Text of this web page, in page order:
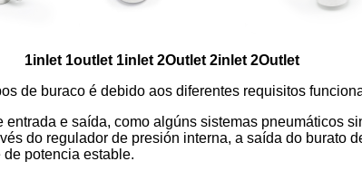
1inlet 1outlet 1inlet 2Outlet 2inlet 2Outlet
de buraco é debido aos diferentes requisitos
entrada e saída, como algúns sistemas pneumáticos
do regulador de presión interna, a saída do burato
potencia estable.